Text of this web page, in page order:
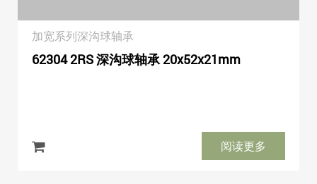
加宽系列深沟球轴承
62304 2RS 深沟球轴承 20x52x21mm
阅读更多